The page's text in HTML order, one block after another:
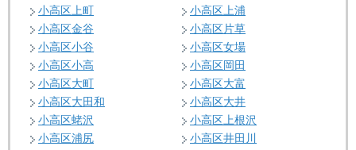
小高区上町
小高区上浦
小高区金谷
小高区片草
小高区小谷
小高区女場
小高区小高
小高区岡田
小高区大町
小高区大富
小高区大田和
小高区大井
小高区蛯沢
小高区上根沢
小高区浦尻
小高区井田川